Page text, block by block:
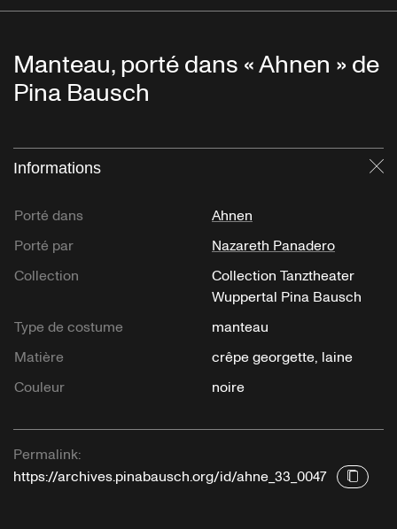
Manteau, porté dans « Ahnen » de
Pina Bausch
Informations
Porté dans
Ahnen
Porté par
Nazareth Panadero
Collection
Collection Tanztheater
Wuppertal Pina Bausch
Type de costume
manteau
Matière
crêpe georgette, laine
Couleur
noire
Permalink:
https://archives.pinabausch.org/id/ahne_33_0047